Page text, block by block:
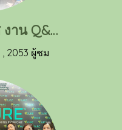
ภาพบรรยากาศ งาน Q&A ถาม-ตอบ กับคุณแดกึน จอง ประธานและผู้ก่อตั้งบริษัทลิฟ เพียว พร้อมด้วยคุณเจมส์ วัตสันประธาณบริหารลิฟ เพียวภาคพื้นเอเชียตะวันออกเฉียงใต้
2053 ผู้ชม